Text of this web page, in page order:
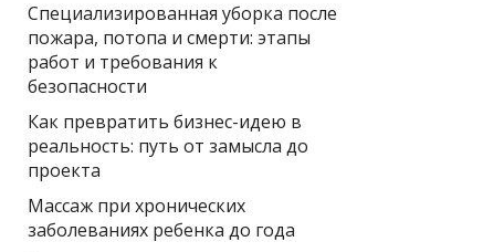
Специализированная уборка после
пожара, потопа и смерти: этапы
работ и требования к
безопасности
Как превратить бизнес-идею в
реальность: путь от замысла до
проекта
Массаж при хронических
заболеваниях ребенка до года